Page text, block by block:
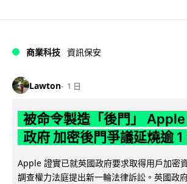
商業科技 資訊保安
Lawton 1 日
被命令製造「後門」 Apple
政府 加密後門爭議延燒逾 1
Apple 證實已就英國政府要求取得用戶加密
調查權力法庭提出新一輪法律訴訟。英國政